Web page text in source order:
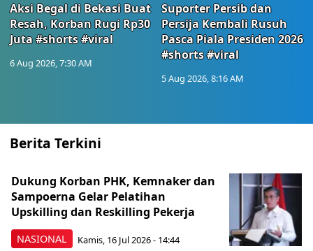
Aksi Begal di Bekasi Buat
Resah, Korban Rugi Rp30
Juta #shorts #viral
6 Aug 2026, 7:30 AM
Suporter Persib dan
Persija Kembali Rusuh
Pasca Piala Presiden 2026
#shorts #viral
5 Aug 2026, 8:16 AM
Berita Terkini
NASIONAL
Dukung Korban PHK, Kemnaker dan
Sampoerna Gelar Pelatihan
Upskilling dan Reskilling Pekerja
Kamis, 16 Jul 2026 - 14:44